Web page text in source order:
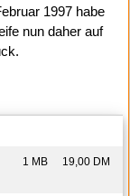
1997 habe
nun daher auf
1 MB 19,00 DM